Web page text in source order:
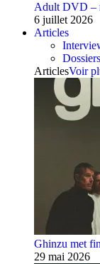
Adult DVD –
6 juillet 2026
Articles
Dossiers
ArticlesVoir
Ghinzu met
29 mai 2026